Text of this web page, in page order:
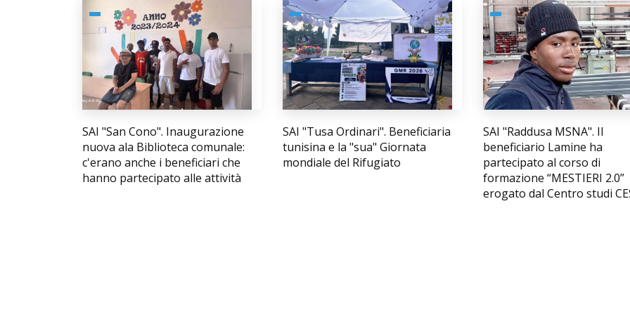
SAI "San Cono". Inaugurazione
nuova ala Biblioteca comunale:
c'erano anche i beneficiari che
hanno partecipato alle attività
SAI "Tusa Ordinari". Beneficiaria
tunisina e la "sua" Giornata
mondiale del Rifugiato
SAI "Raddusa MSNA". Il
beneficiario Lamine ha
partecipato al corso di
formazione “MESTIERI 2.0”
erogato dal Centro studi